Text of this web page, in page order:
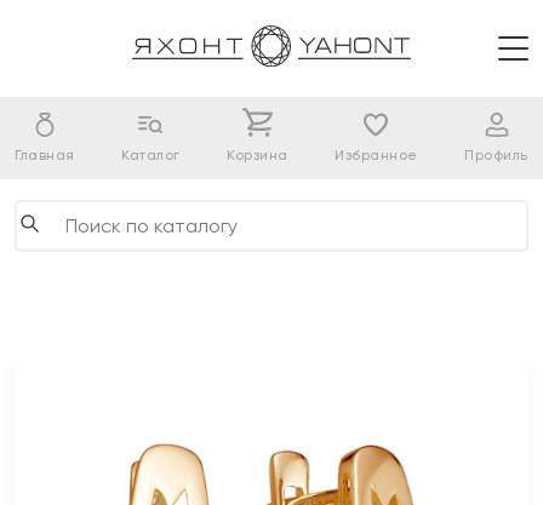
Главная Каталог Корзина Избранное Профиль